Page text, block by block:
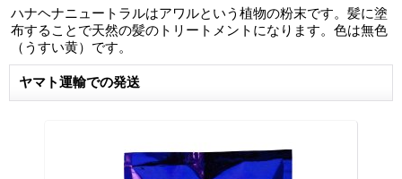
ハナヘナニュートラルはアワルという植物の粉末です。髪に塗
布することで天然の髪のトリートメントになります。色は無色
（うすい黄）です。
ヤマト運輸での発送